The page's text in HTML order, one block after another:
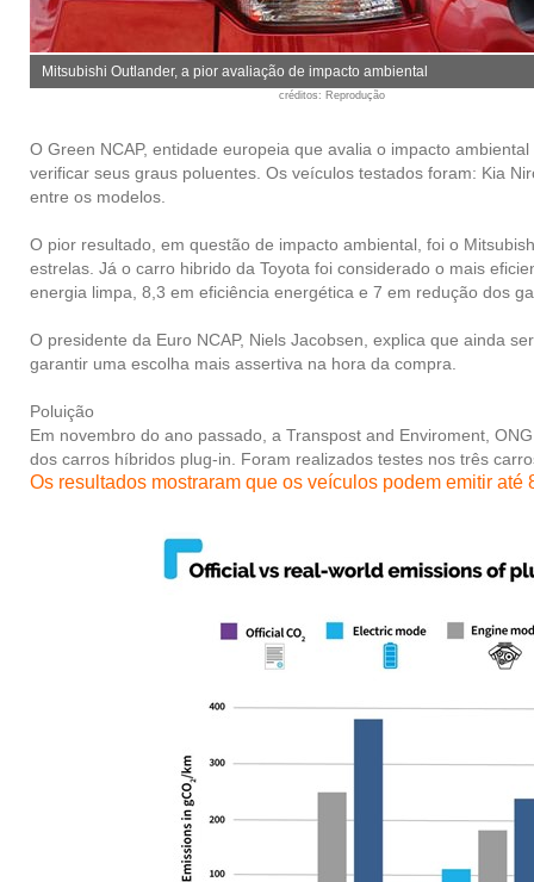
Mitsubishi Outlander, a pior avaliação de impacto ambiental
créditos: Reprodução
O Green NCAP, entidade europeia que avalia o impacto
verificar seus graus poluentes. Os veículos testados foram: Kia
entre os modelos.
O pior resultado, em questão de impacto ambiental, foi o
estrelas. Já o carro hibrido da Toyota foi considerado o mais
energia limpa, 8,3 em eficiência energética e 7 em redução dos
O presidente da Euro NCAP, Niels Jacobsen, explica que ainda
garantir uma escolha mais assertiva na hora da compra.
Poluição
Em novembro do ano passado, a Transpost and Enviroment,
dos carros híbridos plug-in. Foram realizados testes nos três
Os resultados mostraram que os veículos podem emitir